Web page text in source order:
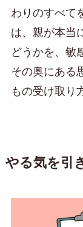
わりのすべて
は、親が本当
どうかを、敏
その奥にある
もの受け取り
やる気を引